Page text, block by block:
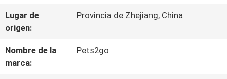
VIAJE
DE
LA
Lugar de
origen:
Provincia de Zhejiang, China
Nombre de la
marca:
Pets2go